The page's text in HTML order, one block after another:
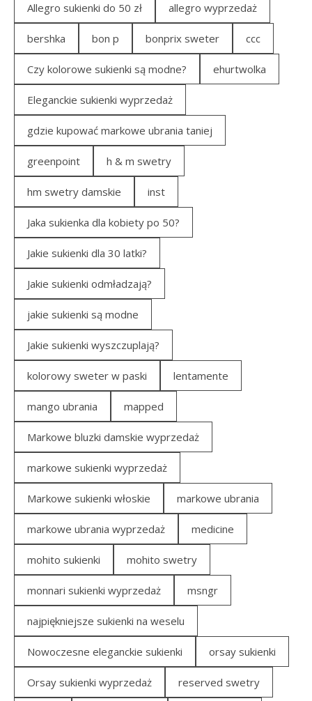
Allegro sukienki do 50 zł allegro wyprzedaż
bershka bon p bonprix sweter ccc
Czy kolorowe sukienki są modne? ehurtwolka
Eleganckie sukienki wyprzedaż
gdzie kupować markowe ubrania taniej
greenpoint h & m swetry
hm swetry damskie inst
Jaka sukienka dla kobiety po 50?
Jakie sukienki dla 30 latki?
Jakie sukienki odmładzają?
jakie sukienki są modne
Jakie sukienki wyszczuplają?
kolorowy sweter w paski lentamente
mango ubrania mapped
Markowe bluzki damskie wyprzedaż
markowe sukienki wyprzedaż
Markowe sukienki włoskie markowe ubrania
markowe ubrania wyprzedaż medicine
mohito sukienki mohito swetry
monnari sukienki wyprzedaż msngr
najpiękniejsze sukienki na weselu
Nowoczesne eleganckie sukienki orsay sukienki
Orsay sukienki wyprzedaż reserved swetry